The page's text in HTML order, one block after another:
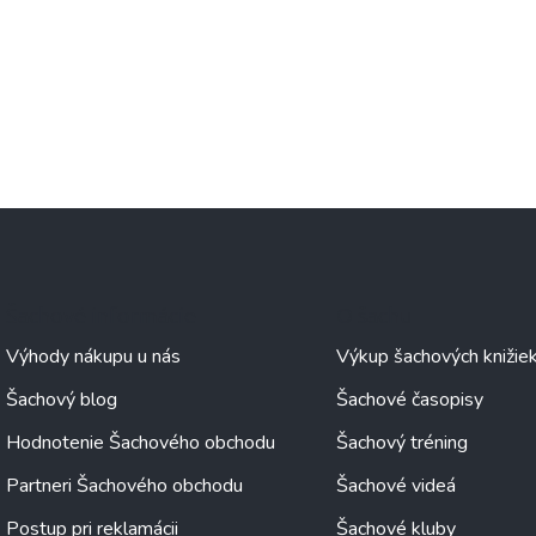
Výhody nákupu u nás
Šachový blog
Hodnotenie Šachového obchodu
Partneri Šachového obchodu
Postup pri reklamácii
Výkup šachových
Šachové časopisy
Šachový tréning
Šachové videá
Šachové kluby